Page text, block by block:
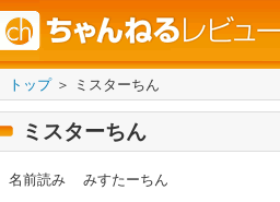
トップ＞ ミスターちん
ミスターちん
名前読み みすたーちん